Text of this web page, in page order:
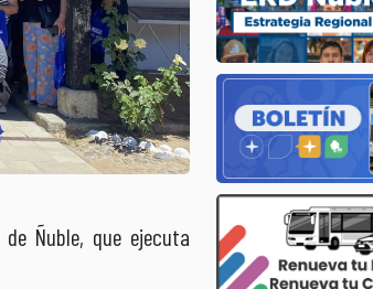
Ñuble, que ejecuta